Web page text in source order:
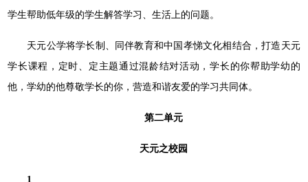
学生帮助低年级的学生解答学习、⽣活上的问题。
天元公学将学长制、同伴教育和中国孝悌⽂化相结合，打造天元
学⻓课程，定时、定主题通过混龄结对活动，学⻓的你帮助学幼的
他，学幼的他尊敬学⻓的你，营造和谐友爱的学习共同体。
第二单元
天元之校园
1